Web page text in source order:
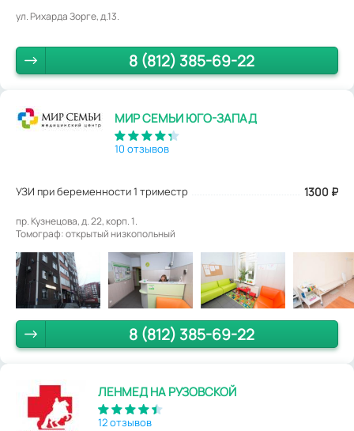
ул. Рихарда Зорге, д.13.
8 (812) 385-69-22
МИР СЕМЬИ ЮГО-ЗАПАД
10 отзывов
УЗИ при беременности 1 триместр 1300 ₽
пр. Кузнецова, д. 22, корп. 1.
Томограф: открытый низкопольный
8 (812) 385-69-22
ЛЕНМЕД НА РУЗОВСКОЙ
12 отзывов